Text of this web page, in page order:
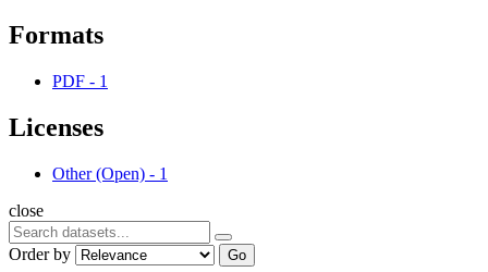
Formats
PDF - 1
Licenses
Other (Open) - 1
close
Order by Go